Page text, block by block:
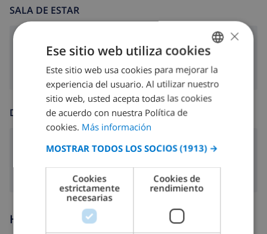
SALA DE ESTAR
chimenea
DIVERSIÓN
Cable tv
Horario de llegada y salida
SPANISH
DUTCH
FRENCH
GERMAN
CATALAN
ITALIAN
DANISH
×
Ese sitio web utiliza cookies
Este sitio web usa cookies para mejorar la
experiencia del usuario. Al utilizar nuestro
sitio web, usted acepta todas las cookies
de acuerdo con nuestra Política de
cookies. Más información
MOSTRAR TODOS LOS SOCIOS (1913) →
Cookies
estrictamente
necesarias
Cookies de
rendimiento